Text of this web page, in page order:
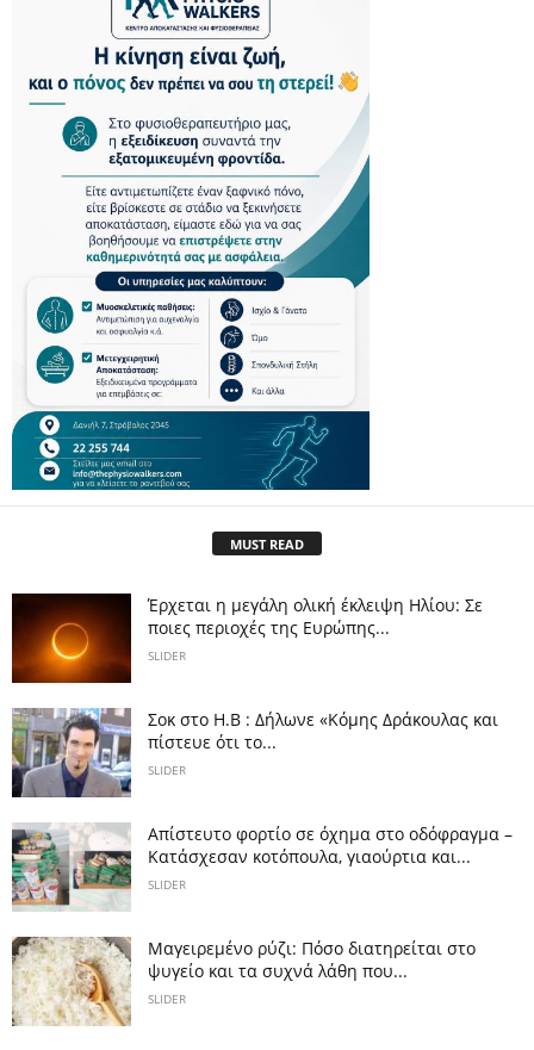
MUST READ
Έρχεται η μεγάλη ολική έκλειψη Ηλίου: Σε
ποιες περιοχές της Ευρώπης...
SLIDER
Σοκ στο Η.Β : Δήλωνε «Κόμης Δράκουλας και
πίστευε ότι το...
SLIDER
Απίστευτο φορτίο σε όχημα στο οδόφραγμα –
Κατάσχεσαν κοτόπουλα, γιαούρτια και...
SLIDER
Μαγειρεμένο ρύζι: Πόσο διατηρείται στο
ψυγείο και τα συχνά λάθη που...
SLIDER